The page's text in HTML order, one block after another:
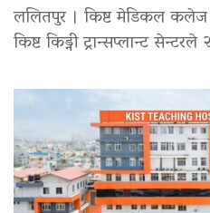
ललितपुर । किष्ट मेडिकल
किष्ट किड्नी ट्रान्सप्लान्ट सेन्टरले